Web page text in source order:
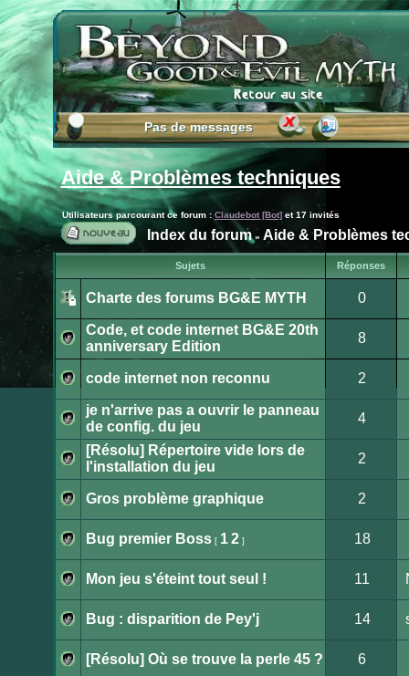
Pas de messages
Pas de messages
Aide & Problèmes techniques
Utilisateurs parcourant ce forum : Claudebot [Bot]et 17 invités
Publier
sujet
Index du forum» Aide & Problèmes
Sujets Réponses
sujet
est
verrouillé.
Vous
ne
pas
publier
ou
modifier
de
messages.
Charte des forums BG&E MYTH 0
Aucun
message
lu
Code, et code internet BG&E 20th
anniversary Edition
8
Aucun
message
non
lu
code internet non reconnu 2
Aucun
message
lu
je n'arrive pas a ouvrir le panneau
de config. du jeu
4
Aucun
message
non
lu
[Résolu] Répertoire vide lors de
l'installation du jeu
2
message
non
lu
Gros problème graphique 2
message
non
lu
Bug premier Boss[ 1 2] 18
message
non
lu
Mon jeu s'éteint tout seul ! 11
message
non
lu
Bug : disparition de Pey'j 14
[Résolu] Où se trouve la perle 45 ? 6